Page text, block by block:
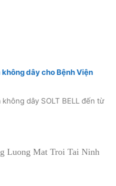
dây cho Bệnh Viện
dây SOLT BELL đến từ